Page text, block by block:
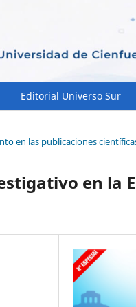
Editorial Universo Sur
en las publicaciones
en la